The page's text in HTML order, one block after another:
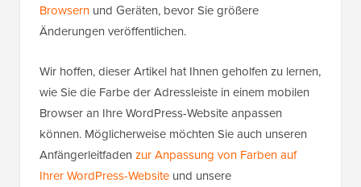
Browsern und Geräten, bevor Sie größere
Änderungen veröffentlichen.
Wir hoffen, dieser Artikel hat Ihnen geholfen zu lernen,
wie Sie die Farbe der Adressleiste in einem mobilen
Browser an Ihre WordPress-Website anpassen
können. Möglicherweise möchten Sie auch unseren
Anfängerleitfaden zur Anpassung von Farben auf
Ihrer WordPress-Website und unsere